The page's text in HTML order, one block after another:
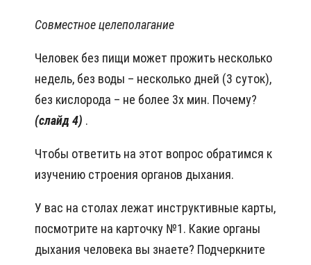
Совместное целеполагание
Человек без пищи может прожить несколько
недель, без воды – несколько дней (3 суток),
без кислорода – не более 3х мин. Почему?
(слайд 4) .
Чтобы ответить на этот вопрос обратимся к
изучению строения органов дыхания.
У вас на столах лежат инструктивные карты,
посмотрите на карточку №1. Какие органы
дыхания человека вы знаете? Подчеркните